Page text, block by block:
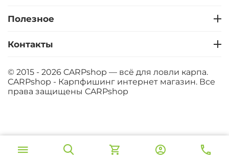
Полезное
Контакты
© 2015 - 2026 CARPshop — всё для ловли карпа.
CARPshop - Карпфишинг интернет магазин. Все
права защищены CARPshop